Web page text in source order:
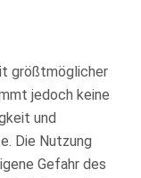
größtmöglicher
jedoch keine
und
Die Nutzung
Gefahr des